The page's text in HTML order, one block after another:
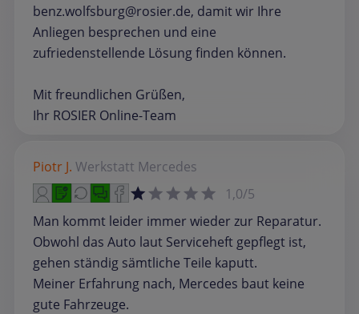
benz.wolfsburg@rosier.de, damit wir Ihre
Anliegen besprechen und eine
zufriedenstellende Lösung finden können.
Mit freundlichen Grüßen,
Ihr ROSIER Online-Team
Piotr J. Werkstatt Mercedes
1,0/5
Man kommt leider immer wieder zur Reparatur.
Obwohl das Auto laut Serviceheft gepflegt ist,
gehen ständig sämtliche Teile kaputt.
Meiner Erfahrung nach, Mercedes baut keine
gute Fahrzeuge.